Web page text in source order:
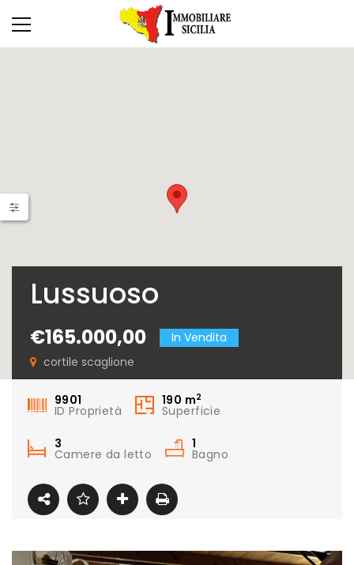
Lussuoso
Appartamento con
terrazzo in centro
storico
€165.000,00
In Vendita
cortile scaglione
9901
ID Proprietà
190 m2
Superficie
3
Camere da letto
1
Bagno